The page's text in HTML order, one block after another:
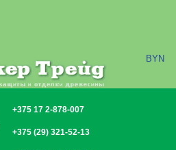
BYN
+375 17 2-878-007
+375 (29) 321-52-13